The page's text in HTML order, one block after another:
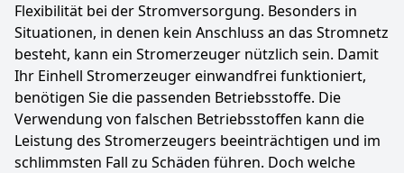
Flexibilität bei der Stromversorgung. Besonders in
Situationen, in denen kein Anschluss an das Stromnetz
besteht, kann ein Stromerzeuger nützlich sein. Damit
Ihr Einhell Stromerzeuger einwandfrei funktioniert,
benötigen Sie die passenden Betriebsstoffe. Die
Verwendung von falschen Betriebsstoffen kann die
Leistung des Stromerzeugers beeinträchtigen und im
schlimmsten Fall zu Schäden führen. Doch welche